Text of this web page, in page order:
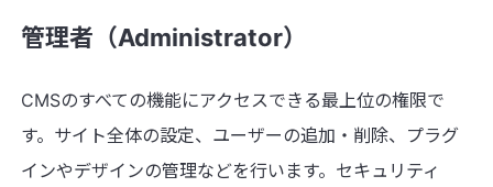
管理者（Administrator）
CMSのすべての機能にアクセスできる最上位の権限で
す。サイト全体の設定、ユーザーの追加・削除、プラグ
インやデザインの管理などを行います。セキュリティ